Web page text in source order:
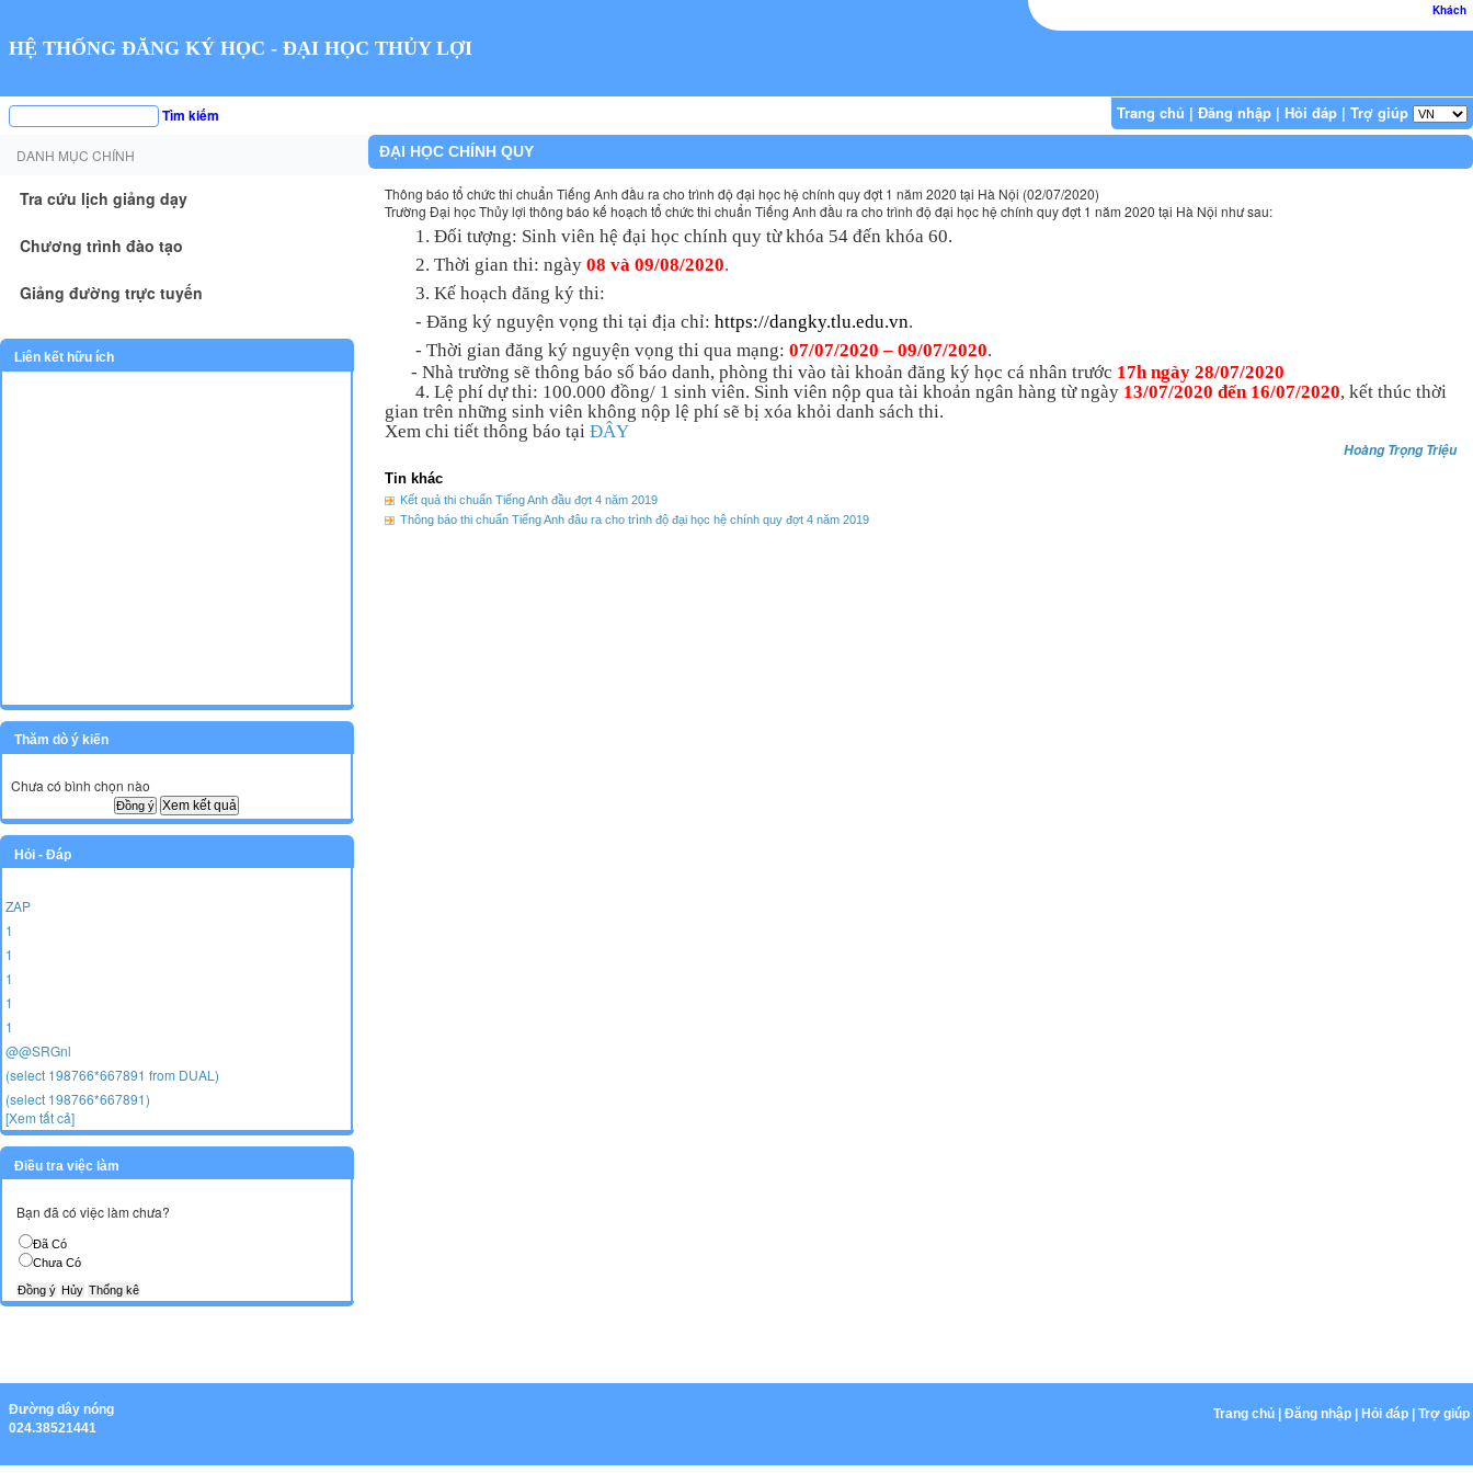
HỆ THỐNG ĐĂNG KÝ HỌC - ĐẠI HỌC THỦY LỢI
Trang chủ | Đăng nhập | Hỏi đáp | Trợ giúp
Khách
Tìm kiếm
DANH MỤC CHÍNH
Tra cứu lịch giảng dạy
Chương trình đào tạo
Giảng đường trực tuyến
Liên kết hữu ích
Thăm dò ý kiến
Chưa có bình chọn nào
Xem kết quả
Hỏi - Đáp
ZAP
1
1
1
1
1
@@SRGnl
(select 198766*667891 from DUAL)
(select 198766*667891)
[Xem tất cả]
Điều tra việc làm
Bạn đã có việc làm chưa?
Đã Có
Chưa Có
ĐẠI HỌC CHÍNH QUY
Thông báo tổ chức thi chuẩn Tiếng Anh đầu ra cho trình độ đại học hệ chính quy đợt 1 năm 2020 tại Hà Nội (02/07/2020)
Trường Đại học Thủy lợi thông báo kế hoạch tổ chức thi chuẩn Tiếng Anh đầu ra cho trình độ đại học hệ chính quy đợt 1 năm 2020 tại Hà Nội như sau:
1. Đối tượng: Sinh viên hệ đại học chính quy từ khóa 54 đến khóa 60.
2. Thời gian thi: ngày08 và 09/08/2020.
3. Kế hoạch đăng ký thi:
- Đăng ký nguyện vọng thi tại địa chỉ:https://dangky.tlu.edu.vn.
- Thời gian đăng ký nguyện vọng thi qua mạng:07/07/2020 – 09/07/2020.
- Nhà trường sẽ thông báo số báo danh, phòng thi vào tài khoản đăng ký học cá nhân trước 17h ngày 28/07/2020
4. Lệ phí dự thi: 100.000 đồng/ 1 sinh viên. Sinh viên nộp qua tài khoản ngân hàng từ ngày 13/07/2020 đến 16/07/2020, kết thúc thời
gian trên những sinh viên không nộp lệ phí sẽ bị xóa khỏi danh sách thi.
Xem chi tiết thông báo tại ĐÂY
Hoàng Trọng Triệu
Tin khác
Kết quả thi chuẩn Tiếng Anh đầu đợt 4 năm 2019
Thông báo thi chuẩn Tiếng Anh đâu ra cho trình độ đại học hệ chính quy đợt 4 năm 2019
Ðường dây nóng
024.38521441
Trang chủ | Đăng nhập | Hỏi đáp | Trợ giúp